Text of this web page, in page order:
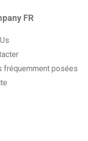
FR
fréquemment posées